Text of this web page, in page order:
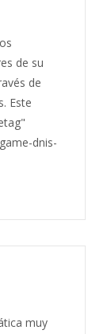
de su
de
Este
dnis-
muy